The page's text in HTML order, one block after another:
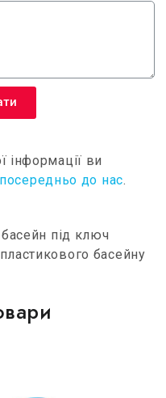
інформації ви
до нас.
під ключ
басейну